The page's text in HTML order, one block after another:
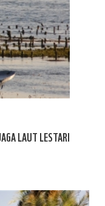
LAUT LESTARI